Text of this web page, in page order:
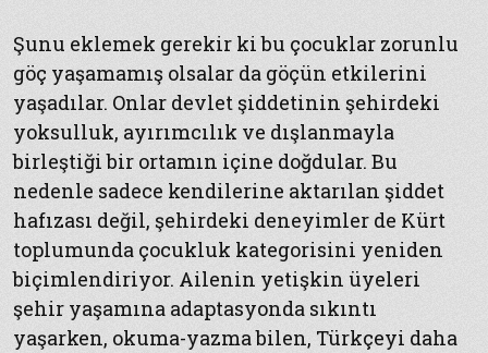
Şunu eklemek gerekir ki bu çocuklar zorunlu
göç yaşamamış olsalar da göçün etkilerini
yaşadılar. Onlar devlet şiddetinin şehirdeki
yoksulluk, ayırımcılık ve dışlanmayla
birleştiği bir ortamın içine doğdular. Bu
nedenle sadece kendilerine aktarılan şiddet
hafızası değil, şehirdeki deneyimler de Kürt
toplumunda çocukluk kategorisini yeniden
biçimlendiriyor. Ailenin yetişkin üyeleri
şehir yaşamına adaptasyonda sıkıntı
yaşarken, okuma-yazma bilen, Türkçeyi daha